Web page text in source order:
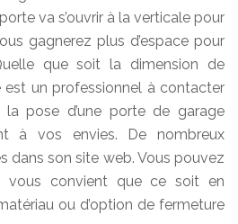
va s’ouvrir à la verticale pour
gagnerez plus d’espace pour
que soit la dimension de
est un professionnel à contacter
pose d’une porte de garage
à vos envies. De nombreux
dans son site web. Vous pouvez
vous convient que ce soit en
ou d’option de fermeture